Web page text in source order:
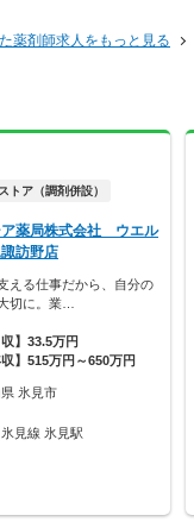
薬剤師求人をもっと見る
トア（調剤併設）
ア薬局株式会社 ウエル
訪野店
える仕事だから、自分の
切に。業…
収】33.5万円
収】515万円～650万円
氷見市
氷見線 氷見駅